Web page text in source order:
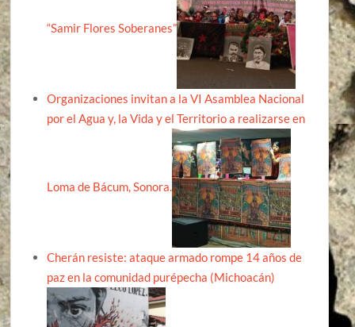
“Samir Flores Soberanes”
Organizaciones invitan a la VI Asamblea Nacional
por el Agua y, la Vida y el Territorio a realizarse en
Loma de Bácum, Sonora.
Cherán resiste: ataque armado rompe 14 años de
paz en la comunidad purépecha (Michoacán)